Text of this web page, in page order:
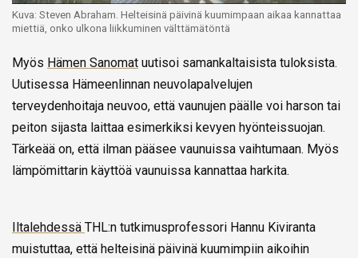
Kuva: Steven Abraham. Helteisinä päivinä kuumimpaan aikaa kannattaa
miettiä, onko ulkona liikkuminen välttämätöntä
Myös Hämen Sanomat uutisoi samankaltaisista tuloksista.
Uutisessa Hämeenlinnan neuvolapalvelujen
terveydenhoitaja neuvoo, että vaunujen päälle voi harson tai
peiton sijasta laittaa esimerkiksi kevyen hyönteissuojan.
Tärkeää on, että ilman pääsee vaunuissa vaihtumaan. Myös
lämpömittarin käyttöä vaunuissa kannattaa harkita.
Iltalehdessä THL:n tutkimusprofessori Hannu Kiviranta
muistuttaa, että helteisinä päivinä kuumimpiin aikoihin